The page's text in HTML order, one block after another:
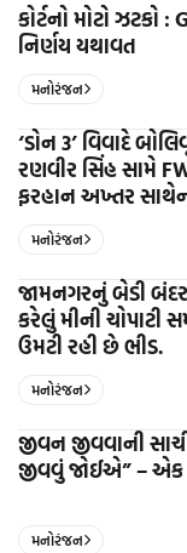
કોર્ટનો મોટો ઝટકો
નિર્ણય યથાવત
મનોરંજન
‘ડોન 3’ વિવાદે
રણવીર સિંહ સામે
ફરહાન અખ્તર
મનોરંજન
જામનગરનું બેડી
કરેલું મીની
ઉમટી રહી છે ભીડ.
મનોરંજન
જીવન જીવવાની
જીવવું જોઈએ” – એક
મનોરંજન